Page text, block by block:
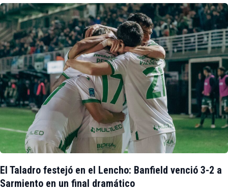
El Taladro festejó en el Lencho: Banfield venció 3-2 a
Sarmiento en un final dramático